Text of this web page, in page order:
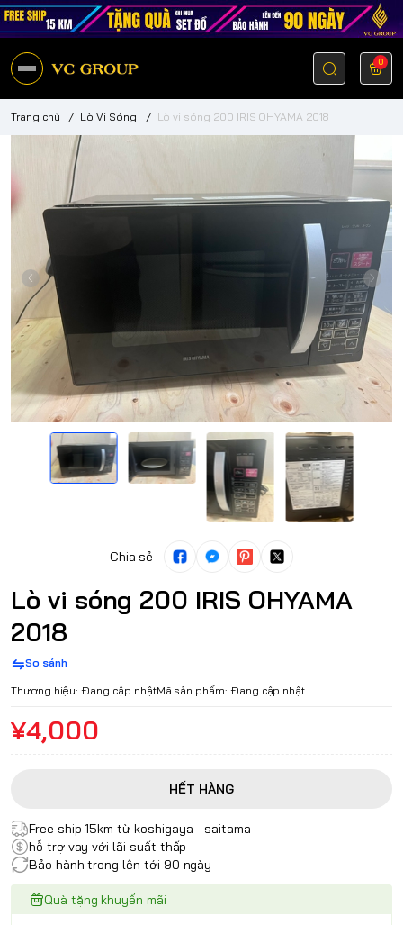
0
Trang chủ / Lò Vi Sóng / Lò vi sóng 200 IRIS OHYAMA 2018
Chia sẻ
Lò vi sóng 200 IRIS OHYAMA
2018
So sánh
Thương hiệu: Đang cập nhậtMã sản phẩm: Đang cập nhật
¥4,000
HẾT HÀNG
Free ship 15km từ koshigaya - saitama
hỗ trợ vay với lãi suất thấp
Bảo hành trong lên tới 90 ngày
Quà tặng khuyến mãi